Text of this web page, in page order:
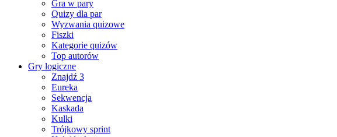
Gra w pary
Quizy dla par
Wyzwania quizowe
Fiszki
Kategorie quizów
Top autorów
Gry logiczne
Znajdź 3
Eureka
Sekwencja
Kaskada
Kulki
Trójkowy sprint